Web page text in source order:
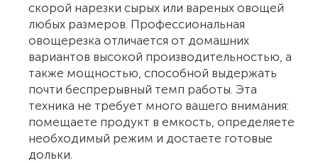
скорой нарезки сырых или вареных овощей
любых размеров. Профессиональная
овощерезка отличается от домашних
вариантов высокой производительностью, а
также мощностью, способной выдержать
почти беспрерывный темп работы. Эта
техника не требует много вашего внимания:
помещаете продукт в емкость, определяете
необходимый режим и достаете готовые
дольки.